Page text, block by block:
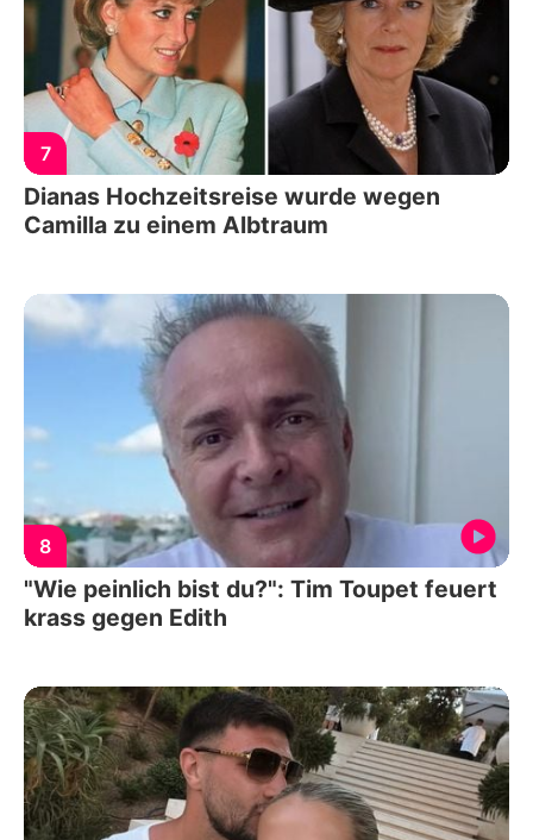
7
Dianas Hochzeitsreise wurde wegen
Camilla zu einem Albtraum
8
"Wie peinlich bist du?": Tim Toupet feuert
krass gegen Edith